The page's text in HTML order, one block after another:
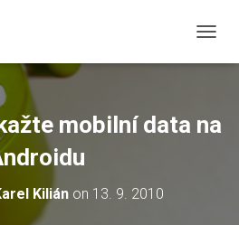
Ř
O
mobilní data na
Kiliánon 13. 9. 2010